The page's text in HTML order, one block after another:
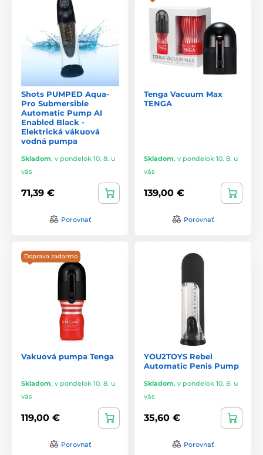
Shots PUMPED Aqua-
Pro Submersible
Automatic Pump AI
Enabled Black -
Elektrická vákuová
vodná pumpa
Skladom, v pondelok 10. 8. u
vás
71,39 €
Porovnať
Tenga Vacuum Max
TENGA
Skladom, v pondelok 10. 8. u
vás
139,00 €
Porovnať
Doprava zadarmo
Vakuová pumpa Tenga
Skladom, v pondelok 10. 8. u
vás
119,00 €
Porovnať
YOU2TOYS Rebel
Automatic Penis Pump
Skladom, v pondelok 10. 8. u
vás
35,60 €
Porovnať